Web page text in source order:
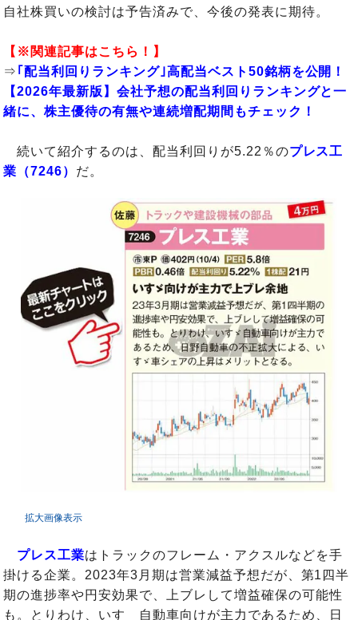
自社株買いの検討は予告済みで、今後の発表に期待。
【※関連記事はこちら！】
⇒ ｢配当利回りランキング｣高配当ベスト50銘柄を公開！
【2026年最新版】会社予想の配当利回りランキングと一
緒に、株主優待の有無や連続増配期間もチェック！
続いて紹介するのは、配当利回りが5.22％のプレス工
業（7246） だ。
拡大画像表示
プレス工業はトラックのフレーム・アクスルなどを手
掛ける企業。2023年3月期は営業減益予想だが、第1四半
期の進捗率や円安効果で、上ブレして増益確保の可能性
も。とりわけ、いすゞ自動車向けが主力であるため、日